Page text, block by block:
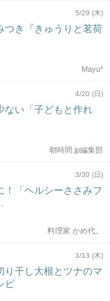
5/29 (木)
き『きゅうりと茗荷
Mayu*
4/20 (日)
ない「子どもと作れ
朝時間.jp編集部
3/30 (日)
！「ヘルシーささみフ
料理家 かめ代。
3/13 (木)
り干し大根とツナのマ
ピ